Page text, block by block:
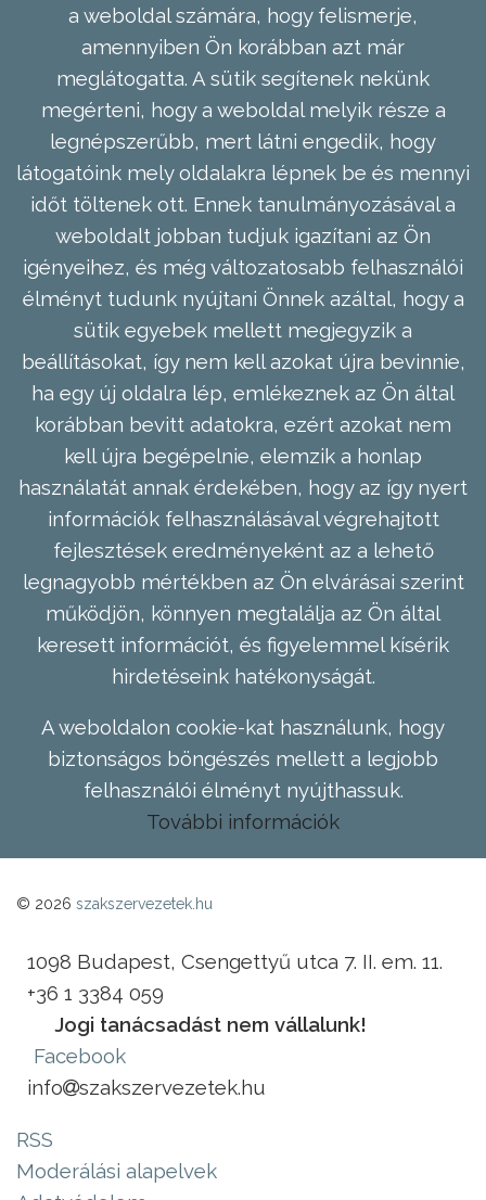
a weboldal számára, hogy felismerje,
amennyiben Ön korábban azt már
meglátogatta. A sütik segítenek nekünk
megérteni, hogy a weboldal melyik része a
legnépszerűbb, mert látni engedik, hogy
látogatóink mely oldalakra lépnek be és mennyi
időt töltenek ott. Ennek tanulmányozásával a
weboldalt jobban tudjuk igazítani az Ön
igényeihez, és még változatosabb felhasználói
élményt tudunk nyújtani Önnek azáltal, hogy a
sütik egyebek mellett megjegyzik a
beállításokat, így nem kell azokat újra bevinnie,
ha egy új oldalra lép, emlékeznek az Ön által
korábban bevitt adatokra, ezért azokat nem
kell újra begépelnie, elemzik a honlap
használatát annak érdekében, hogy az így nyert
információk felhasználásával végrehajtott
fejlesztések eredményeként az a lehető
legnagyobb mértékben az Ön elvárásai szerint
működjön, könnyen megtalálja az Ön által
keresett információt, és figyelemmel kísérik
hirdetéseink hatékonyságát.
A weboldalon cookie-kat használunk, hogy
biztonságos böngészés mellett a legjobb
felhasználói élményt nyújthassuk.
További információk
© 2026 szakszervezetek.hu
1098 Budapest, Csengettyű utca 7. II. em. 11.
+36 1 3384 059
Jogi tanácsadást nem vállalunk!
Facebook
info
szakszervezetek.hu
RSS
Moderálási alapelvek